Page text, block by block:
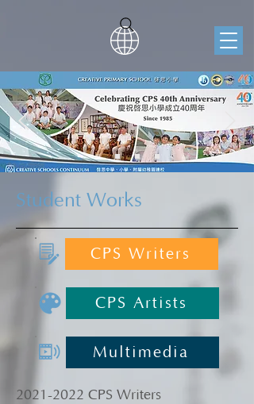
Student Works
CPS Writers
CPS Artists
Multimedia
2021-2022 CPS Writers